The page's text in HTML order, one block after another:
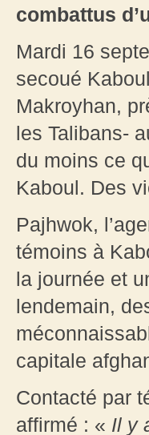
combattus
Mardi 16
secoué
Makroyhan,
les Talibans-
du moins ce
Kaboul. Des
Pajhwok,
témoins à
la journée et
lendemain,
capitale
Contacté par
affirmé : « Il y